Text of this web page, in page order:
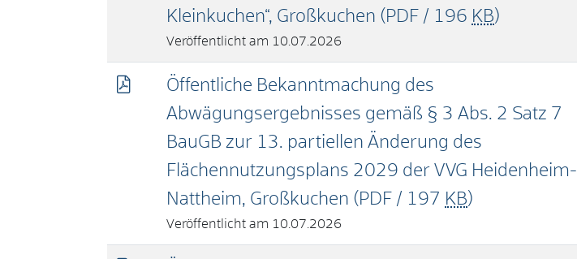
Kleinkuchen“, Großkuchen (PDF / 196 KB)
10.07.2026
Öffentliche Bekanntmachung des
Abwägungsergebnisses gemäß § 3 Abs. 2 Satz 7
BauGB zur 13. partiellen Änderung des
Flächennutzungsplans 2029 der VVG Heidenheim-
Nattheim, Großkuchen (PDF / 197 KB)
10.07.2026